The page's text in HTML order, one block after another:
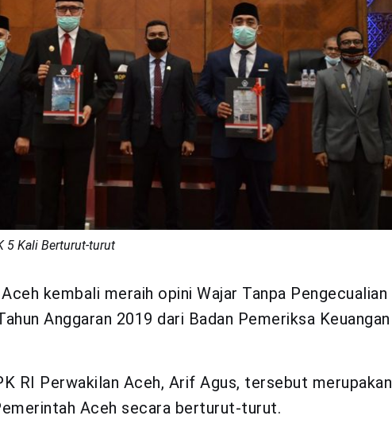
5 Kali Berturut-turut
kembali meraih opini Wajar Tanpa Pengecualian
Anggaran 2019 dari Badan Pemeriksa Keuangan
RI Perwakilan Aceh, Arif Agus, tersebut merupakan
Aceh secara berturut-turut.